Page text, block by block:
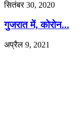
सितंबर 30, 2020
गुजरात में, कोरोन...
अप्रैल 9, 2021